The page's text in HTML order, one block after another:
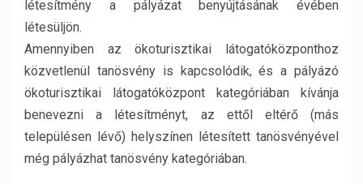
létesítmény a pályázat benyújtásának évében
létesüljön.
Amennyiben az ökoturisztikai látogatóközponthoz
közvetlenül tanösvény is kapcsolódik, és a pályázó
ökoturisztikai látogatóközpont kategóriában kívánja
benevezni a létesítményt, az ettől eltérő (más
településen lévő) helyszínen létesített tanösvényével
még pályázhat tanösvény kategóriában.